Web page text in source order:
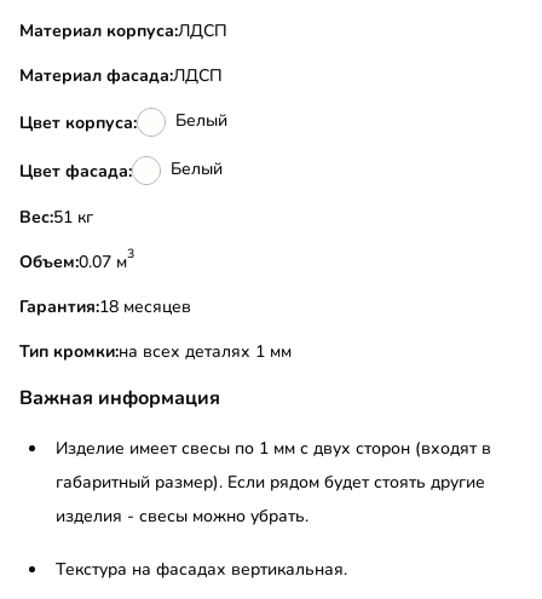
Материал корпуса:ЛДСП
Материал фасада:ЛДСП
Цвет корпуса: Белый
Цвет фасада: Белый
Вес:
51 кг
Объем:
0.07 м3
Гарантия:18 месяцев
Тип кромки:на всех деталях 1 мм
Важная информация
Изделие имеет свесы по 1 мм с двух сторон (входят в
габаритный размер). Если рядом будет стоять другие
изделия - свесы можно убрать.
Текстура на фасадах вертикальная.